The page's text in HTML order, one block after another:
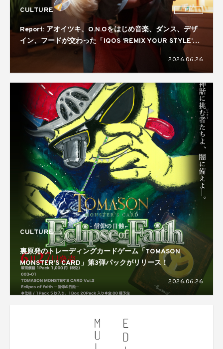
CULTURE PR
Report: アオイツキ、O.N.Oをはじめ音楽、ダンス、デザ
イン、フードが交わった「IQOS ‘REMIX YOUR STYLE’
NIGHT」。コラボレーターには真鍋大度を起用
2026.06.26
CULTURE
裏原発のトレーディングカードゲーム「TOMASON
MONSTER’S CARD」第3弾パックがリリース！
2026.06.26